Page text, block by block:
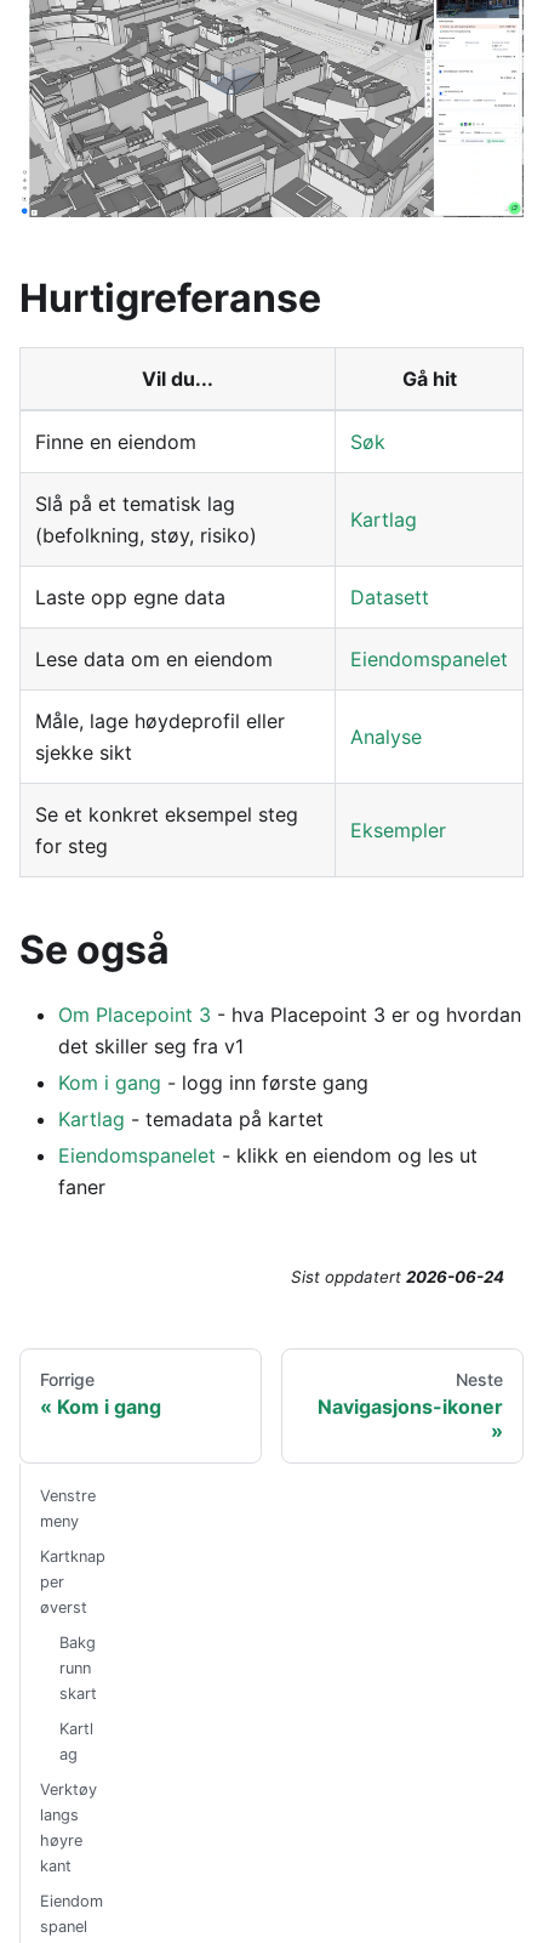
Hurtigreferanse
Vil du... Gå hit
Finne en eiendom Søk
Slå på et tematisk lag
(befolkning, støy, risiko)
Kartlag
Laste opp egne data Datasett
Lese data om en eiendom Eiendomspanelet
Måle, lage høydeprofil eller
sjekke sikt
Analyse
Se et konkret eksempel steg
for steg
Eksempler
Se også
Om Placepoint 3 - hva Placepoint 3 er og hvordan
det skiller seg fra v1
Kom i gang - logg inn første gang
Kartlag - temadata på kartet
Eiendomspanelet - klikk en eiendom og les ut
faner
Sist oppdatert 2026-06-24
Forrige
Kom i gang
Neste
Navigasjons-ikoner
Venstre
meny
Kartknap
per
øverst
Bakg
runn
skart
Kartl
ag
Verktøy
langs
høyre
kant
Eiendom
spanel